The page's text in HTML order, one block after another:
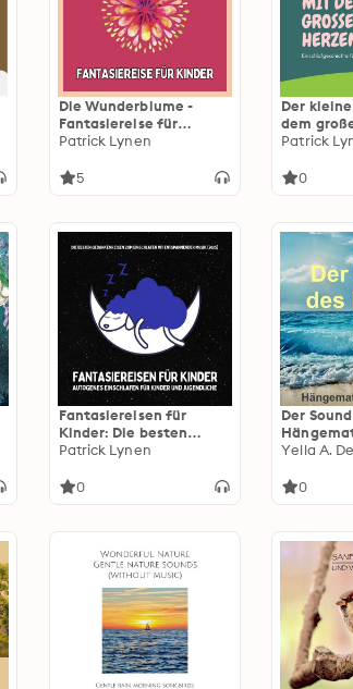
Die Wunderblume -
Fantasiereise für
Kinder:
für Kinder
Patrick Lynen
5
Der
dem
Patrick
0
Fantasiereisen für
Kinder: Die besten
Gedankenreisen zum
entspannender Musik
Patrick Lynen
0
Der
Seele:
Yella A.
0